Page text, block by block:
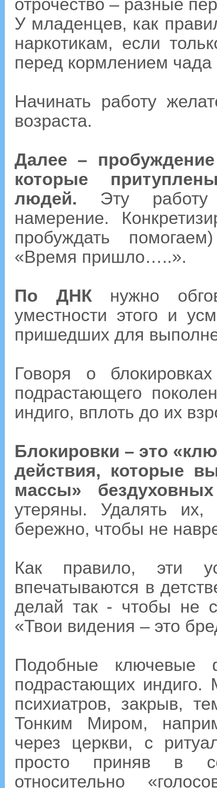
отрочество – разные
У младенцев, как
наркотикам, если
перед кормлением чада
Начинать работу
возраста.
Далее –
которые
людей. Эту работу
намерение.
пробуждать
«Время пришло…..».
По ДНКнужно
уместности этого и
пришедших для
Говоря о
подрастающего
индиго, вплоть до их
Блокировки – это
действия, которые
массы»
утеряны. Удалять их,
бережно, чтобы не
Как правило, эти
впечатываются в
делай так - чтобы не
«Твои видения – это
Подобные ключевые
подрастающих индиго.
психиатров, закрыв,
Тонким Миром,
через церкви, с
просто приняв в
относительно